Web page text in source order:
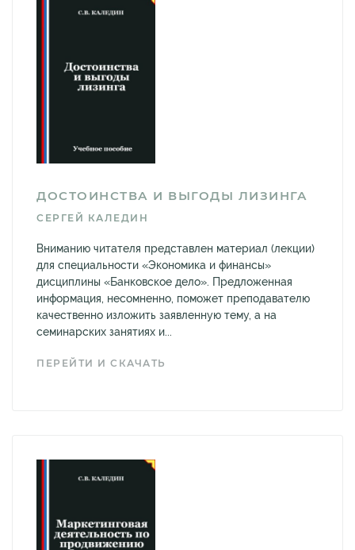
ДОСТОИНСТВА И ВЫГОДЫ ЛИЗИНГА
СЕРГЕЙ КАЛЕДИН
Вниманию читателя представлен материал (лекции)
для специальности «Экономика и финансы»
дисциплины «Банковское дело». Предложенная
информация, несомненно, поможет преподавателю
качественно изложить заявленную тему, а на
семинарских занятиях и...
ПЕРЕЙТИ И СКАЧАТЬ